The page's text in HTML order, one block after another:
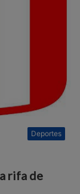
Deportes
rifa de